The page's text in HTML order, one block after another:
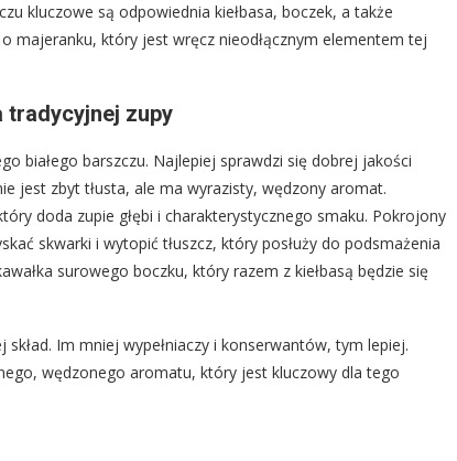
kluczowe są odpowiednia kiełbasa, boczek, a także
majeranku, który jest wręcz nieodłącznym elementem tej
tradycyjnej zupy
białego barszczu. Najlepiej sprawdzi się dobrej jakości
jest zbyt tłusta, ale ma wyrazisty, wędzony aromat.
doda zupie głębi i charakterystycznego smaku. Pokrojony
skwarki i wytopić tłuszcz, który posłuży do podsmażenia
surowego boczku, który razem z kiełbasą będzie się
skład. Im mniej wypełniaczy i konserwantów, tym lepiej.
wędzonego aromatu, który jest kluczowy dla tego